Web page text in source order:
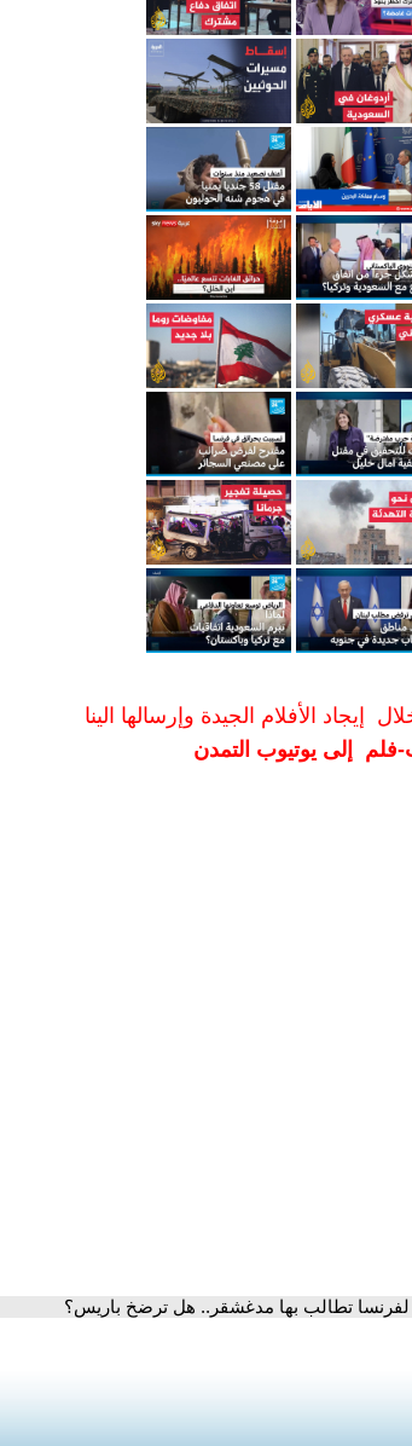
إيجاد الأفلام الجيدة وإرسالها الينا
فلم إلى يوتيوب التمدن
لفرنسا تطالب بها مدغشقر.. هل ترضخ باريس؟